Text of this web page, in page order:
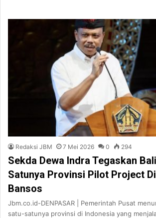
Redaksi JBM 7 Mei 2026 0 294
Sekda Dewa Indra Tegaskan
Satunya Provinsi Pilot Project
Bansos
Jbm.co.id-DENPASAR | Pemerintah Pusat
satu-satunya provinsi di Indonesia yang